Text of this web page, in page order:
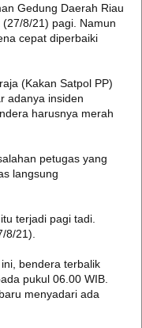
Gedung Daerah Riau
8/21) pagi. Namun
cepat diperbaiki
(Kakan Satpol PP)
adanya insiden
harusnya merah
petugas yang
langsung
terjadi pagi tadi.
8/21).
bendera terbalik
pukul 06.00 WIB.
menyadari ada